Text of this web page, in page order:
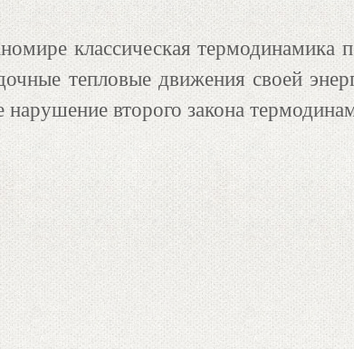
классическая термодинамика
тепловые движения своей
нарушение второго закона